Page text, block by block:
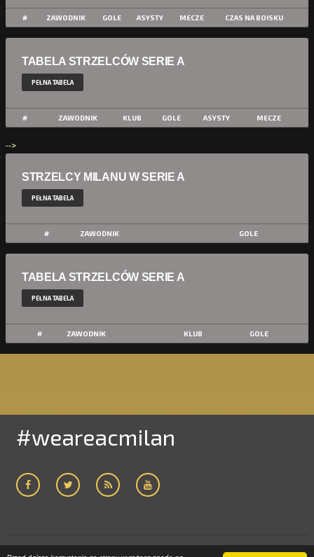
# ZAWODNIK GOLE ASYSTY MECZE CZAS NA BOISKU
TABELA STRZELCÓW SERIE A
PEŁNA TABELA
# ZAWODNIK KLUB GOLE ASYSTY MECZE
-->
STRZELCY MILANU W SERIE A
PEŁNA TABELA
# ZAWODNIK GOLE
TABELA STRZELCÓW SERIE A
PEŁNA TABELA
# ZAWODNIK KLUB GOLE
#weareacmilan